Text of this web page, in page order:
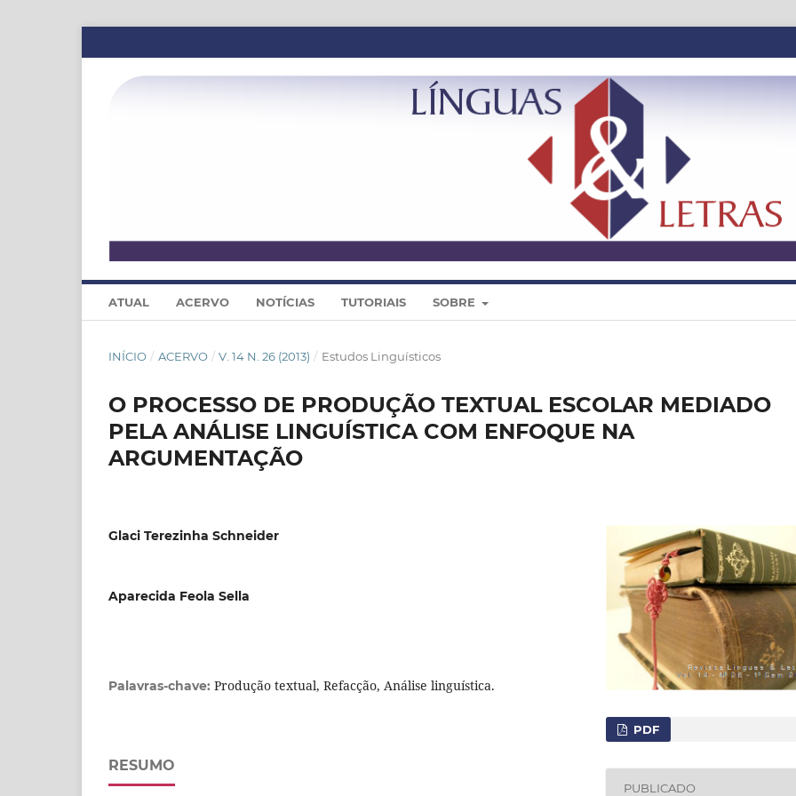
ATUAL ACERVO NOTÍCIAS TUTORIAIS SOBRE
INÍCIO / ACERVO / V. 14 N. 26 (2013) / Estudos Linguísticos
O PROCESSO DE PRODUÇÃO TEXTUAL ESCOLAR MEDIADO
PELA ANÁLISE LINGUÍSTICA COM ENFOQUE NA
ARGUMENTAÇÃO
Glaci Terezinha Schneider
Aparecida Feola Sella
Palavras-chave: Produção textual, Refacção, Análise linguística.
RESUMO
PDF
PUBLICADO